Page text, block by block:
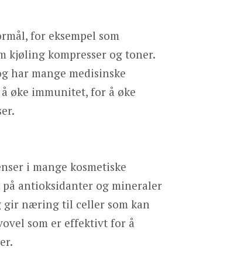
for eksempel som
kjøling kompresser og toner.
har mange medisinske
øke immunitet, for å øke
i mange kosmetiske
antioksidanter og mineraler
gir næring til celler som kan
som er effektivt for å